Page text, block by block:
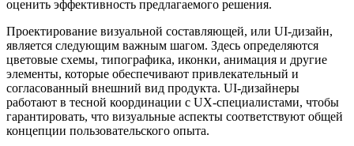
оценить эффективность предлагаемого решения.
Проектирование визуальной составляющей, или UI-дизайн,
является следующим важным шагом. Здесь определяются
цветовые схемы, типографика, иконки, анимация и другие
элементы, которые обеспечивают привлекательный и
согласованный внешний вид продукта. UI-дизайнеры
работают в тесной координации с UX-специалистами, чтобы
гарантировать, что визуальные аспекты соответствуют общей
концепции пользовательского опыта.